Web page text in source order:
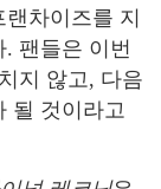
차이즈를 지
팬들은 이번
지 않고, 다음
될 것이라고